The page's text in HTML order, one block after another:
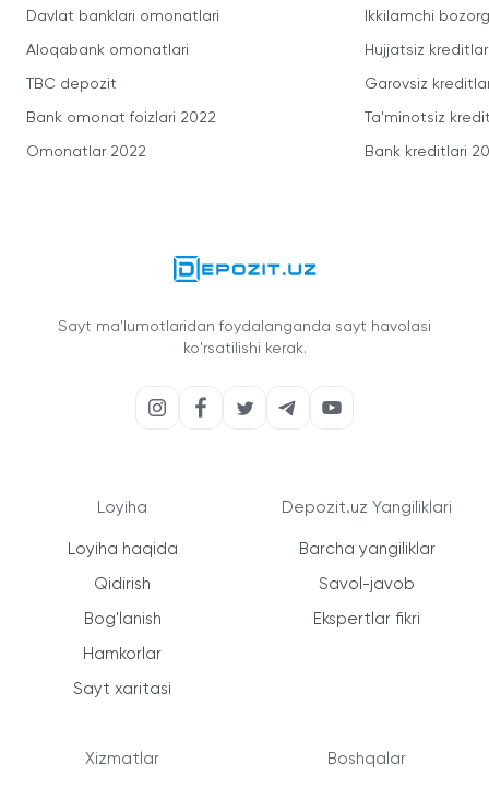
Davlat banklari omonatlari
Aloqabank omonatlari
TBC depozit
Bank omonat foizlari 2022
Omonatlar 2022
Ikkilamchi
Hujjatsiz kreditlar
Garovsiz
Ta'minotsiz
Bank kreditlari
Sayt ma'lumotlaridan foydalanganda sayt havolasi
ko'rsatilishi kerak.
Loyiha
Loyiha haqida
Qidirish
Bog'lanish
Hamkorlar
Sayt xaritasi
Xizmatlar
Depozit.uz Yangiliklari
Barcha yangiliklar
Savol-javob
Ekspertlar fikri
Boshqalar